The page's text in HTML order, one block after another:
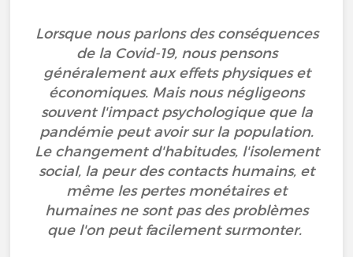
Lorsque nous parlons des conséquences
de la Covid-19, nous pensons
généralement aux effets physiques et
économiques. Mais nous négligeons
souvent l'impact psychologique que la
pandémie peut avoir sur la population.
Le changement d'habitudes, l'isolement
social, la peur des contacts humains, et
même les pertes monétaires et
humaines ne sont pas des problèmes
que l'on peut facilement surmonter.